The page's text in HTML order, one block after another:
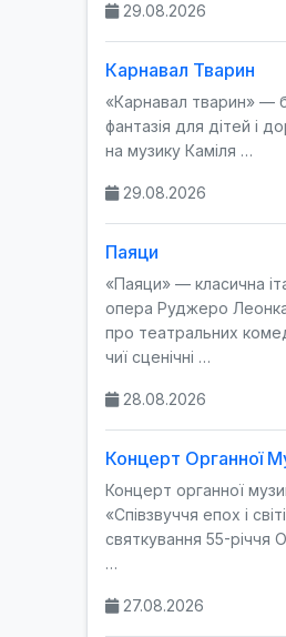
29.08.2026
Карнавал Тварин
«Карнавал тварин» —
фантазія для дітей і
на музику Каміля …
29.08.2026
Паяци
«Паяци» — класична
опера Руджеро
про театральних
чиї сценічні …
28.08.2026
Концерт Органної
Концерт органної
«Співзвуччя епох і
святкування 55-річчя
…
27.08.2026